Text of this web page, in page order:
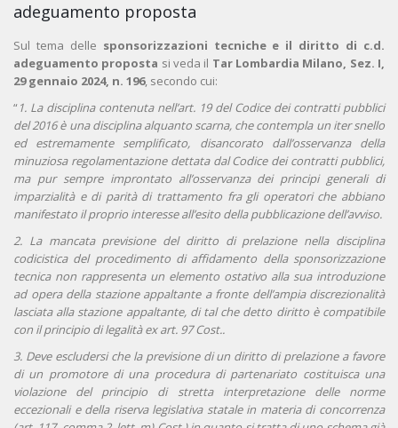
adeguamento proposta
Sul tema delle sponsorizzazioni tecniche e il diritto di c.d.
adeguamento proposta si veda il Tar Lombardia Milano, Sez. I,
29 gennaio 2024, n. 196, secondo cui:
“1. La disciplina contenuta nell’art. 19 del Codice dei contratti pubblici
del 2016 è una disciplina alquanto scarna, che contempla un iter snello
ed estremamente semplificato, disancorato dall’osservanza della
minuziosa regolamentazione dettata dal Codice dei contratti pubblici,
ma pur sempre improntato all’osservanza dei principi generali di
imparzialità e di parità di trattamento fra gli operatori che abbiano
manifestato il proprio interesse all’esito della pubblicazione dell’avviso.
2. La mancata previsione del diritto di prelazione nella disciplina
codicistica del procedimento di affidamento della sponsorizzazione
tecnica non rappresenta un elemento ostativo alla sua introduzione
ad opera della stazione appaltante a fronte dell’ampia discrezionalità
lasciata alla stazione appaltante, di tal che detto diritto è compatibile
con il principio di legalità ex art. 97 Cost..
3. Deve escludersi che la previsione di un diritto di prelazione a favore
di un promotore di una procedura di partenariato costituisca una
violazione del principio di stretta interpretazione delle norme
eccezionali e della riserva legislativa statale in materia di concorrenza